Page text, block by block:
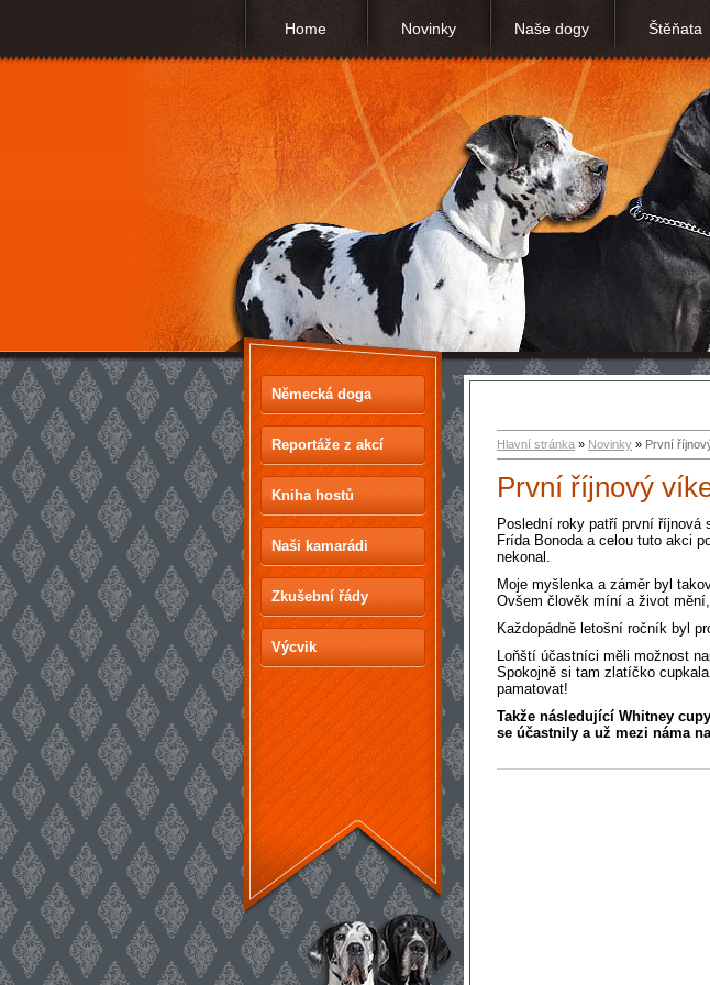
Home Novinky Naše dogy Štěňata
Německá doga
Reportáže z akcí
Kniha hostů
Naši kamarádi
Zkušební řády
Výcvik
Hlavní stránka » Novinky » První
První říjnový
Poslední roky patří první říjnová
Frída Bonoda a celou tuto akci
nekonal.
Moje myšlenka a záměr byl
Ovšem člověk míní a život
Každopádně letošní ročník byl
Loňští účastníci měli možnost
Spokojně si tam zlatíčko
pamatovat!
Takže následující Whitney
se účastnily a už mezi náma